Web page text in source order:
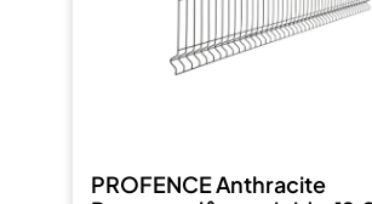
PROFENCE Anthracite